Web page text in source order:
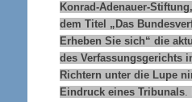
Konrad-Adenauer-
dem Titel „Das
Erheben Sie sich“ die
des Verfassungsgerichts
Richtern unter die Lupe
Eindruck eines Tribunals.